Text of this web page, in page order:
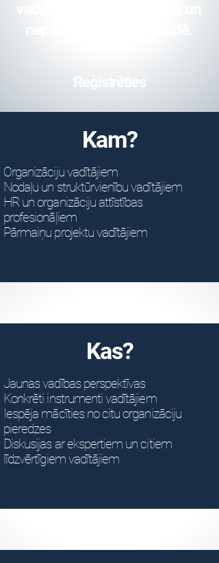
Reģistrēties
Kam?
Organizāciju vadītājiem
Nodaļu un struktūrvienību vadītājiem
HR un organizāciju attīstības
profesionāļiem
Pārmaiņu projektu vadītājiem
Kas?
Jaunas vadības perspektīvas
Konkrēti instrumenti vadītājiem
Iespēja mācīties no citu organizāciju
pieredzes
Diskusijas ar ekspertiem un citiem
līdzvērtīgiem vadītājiem